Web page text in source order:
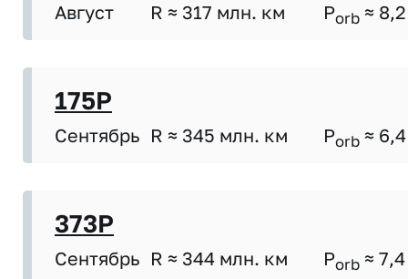
Август R ≈ 317 млн. км Porb ≈ 8,2
175P
Сентябрь R ≈ 345 млн. км Porb ≈ 6,4
373P
Сентябрь R ≈ 344 млн. км Porb ≈ 7,4